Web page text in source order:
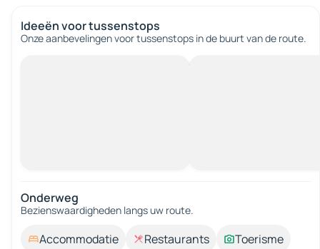
Ideeën voor tussenstops
Onze aanbevelingen voor tussenstops in de buurt van de route.
Onderweg
Bezienswaardigheden langs uw route.
Accommodatie Restaurants
Toerisme